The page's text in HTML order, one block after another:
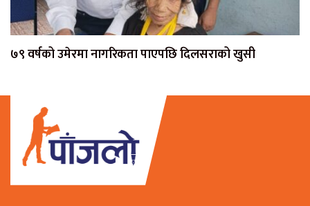
७९ वर्षको उमेरमा नागरिकता पाएपछि दिलसराको खुसी